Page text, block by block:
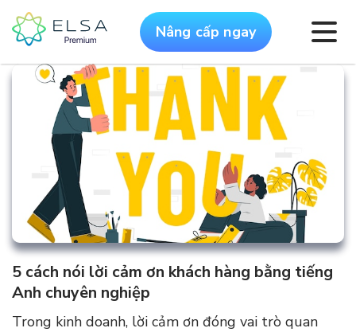
Nâng cấp ngay
5 cách nói lời cảm ơn khách hàng bằng tiếng
Anh chuyên nghiệp
Trong kinh doanh, lời cảm ơn đóng vai trò quan